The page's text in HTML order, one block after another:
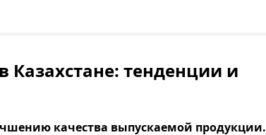
Казахстане: тенденции и
качества выпускаемой продукции.